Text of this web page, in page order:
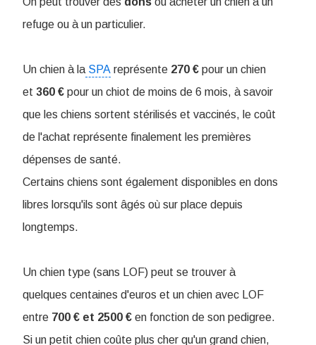
refuge ou à un particulier.
Un chien à laSPA représente 270 € pour un chien
et 360 € pour un chiot de moins de 6 mois, à savoir
que les chiens sortent stérilisés et vaccinés, le coût
de l'achat représente finalement les premières
dépenses de santé.
Certains chiens sont également disponibles en dons
libres lorsqu'ils sont âgés où sur place depuis
longtemps.
Un chien type (sans LOF) peut se trouver à
quelques centaines d'euros et un chien avec LOF
entre 700 € et 2500 € en fonction de son pedigree.
Si un petit chien coûte plus cher qu'un grand chien,